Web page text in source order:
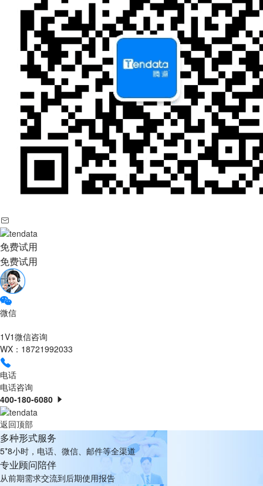
免费试用
免费试用
微信
1V1微信咨询
WX：18721992033
电话
电话咨询
400-180-6080
返回顶部
多种形式服务
5*8小时，电话、微信、邮件等全渠道
专业顾问陪伴
从前期需求交流到后期使用报告